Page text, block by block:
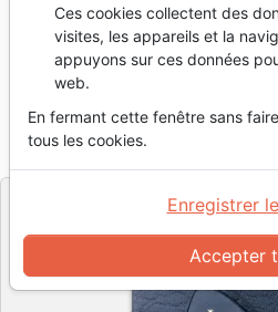
Bible Segond NEG,
couverture souple,
Version :
RéférenceNEG11129 EAN
Société Biblique de
Ces cookies collectent des
visites, les appareils et la
appuyons sur ces données
web.
En fermant cette fenêtre sans
tous les cookies.
Accepter
Enregistrer